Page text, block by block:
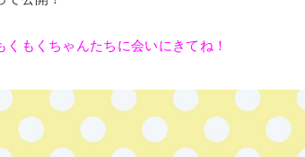
くもくちゃんたちに会いにきてね！